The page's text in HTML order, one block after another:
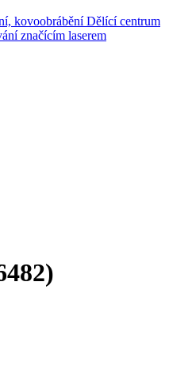
kovoobrábění Dělící centrum
značícím laserem